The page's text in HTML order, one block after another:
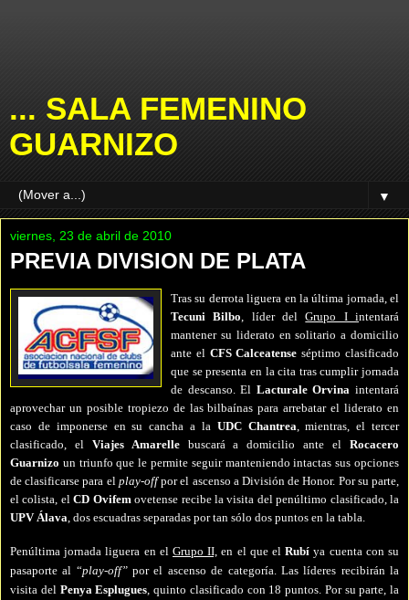
... SALA FEMENINO
GUARNIZO
▼
viernes, 23 de abril de 2010
PREVIA DIVISION DE PLATA
Tras su derrota liguera en la última jornada, el
Tecuni Bilbo , líder delGrupo I intentará
mantener su liderato en solitario a domicilio
ante el CFS Calceatense séptimo clasificado
que se presenta en la cita tras cumplir jornada
de descanso. El Lacturale Orvina intentará
aprovechar un posible tropiezo de las bilbaínas para arrebatar el liderato en
caso de imponerse en su cancha a la UDC Chantrea , mientras, el tercer
clasificado, el Viajes Amarelle buscará a domicilio ante elRocacero
Guarnizo un triunfo que le permite seguir manteniendo intactas sus opciones
de clasificarse para el play-offpor el ascenso a División de Honor. Por su parte,
el colista, el CD Ovifem ovetense recibe la visita del penúltimo clasificado, la
UPV Álava , dos escuadras separadas por tan sólo dos puntos en la tabla.
Penúltima jornada liguera en el Grupo II, en el que el Rubí ya cuenta con su
pasaporte al “play-off”por el ascenso de categoría. Las líderes recibirán la
visita del Penya Esplugues , quinto clasificado con 18 puntos. Por su parte, la